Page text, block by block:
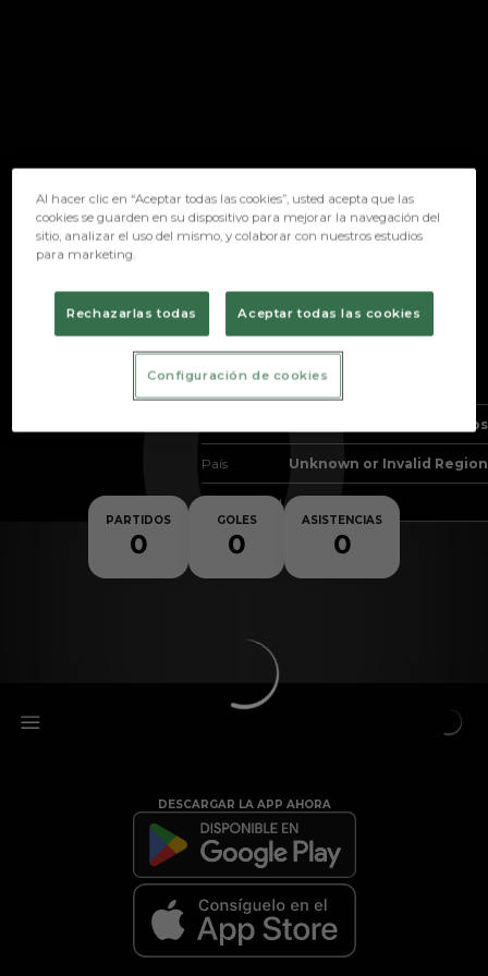
0
BEATRIZ GONZÁLEZ
Nacimiento
30 años
País Unknown or Invalid Region
Nacionalidad
PARTIDOS
0
GOLES
0
ASISTENCIAS
0
DESCARGAR LA APP AHORA
Al hacer clic en “Aceptar todas las cookies”, usted acepta que las
cookies se guarden en su dispositivo para mejorar la navegación del
sitio, analizar el uso del mismo, y colaborar con nuestros estudios
para marketing.
Rechazarlas todas Aceptar todas las cookies
Configuración de cookies